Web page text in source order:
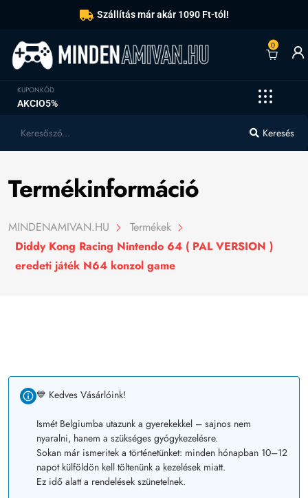
Szállítás már akár 1090 Ft-tól!
0
KUPONKÓD
AKCIO5%
Keresés
Termékinformáció
MINDENAMIVAN.HU
Termékek
Diddy Kong Racing Nintendo 64 ( PAL VERSION )
eredeti játék N64 konzol game
💙 Kedves Vásárlóink!
Ismét Belgiumba utazunk a gyerekekkel – sajnos nem
nyaralni, hanem a szükséges gyógykezelésre.
Sokan már ismeritek a történetünket: minden hónapban 10–12
napot külföldön kell töltenünk a kezelések miatt.
Ez idő alatt a rendelések szünetelnek.